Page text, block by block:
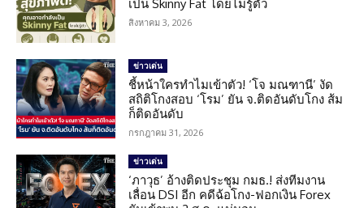
เป็น Skinny Fat โดยไม่รู้ตัว
สิงหาคม 3, 2026
ข่าวเด่น
ชี้หน้าใครทำไมเข้าตัว! ‘โจ มณฑานี’ งัด
สถิติโกงสอบ ‘โรม’ ยัน จ.ติดอันดับโกง ส้ม
ก็ติดอันดับ
กรกฎาคม 31, 2026
ข่าวเด่น
‘ภาวุธ’ อ้างติดประชุม กมธ.! ส่งทีมงาน
เลื่อน DSI อีก คดีฉ้อโกง-ฟอกเงิน Forex